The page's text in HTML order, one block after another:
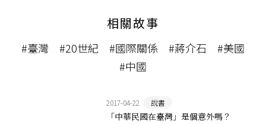
相關故事
#臺灣 #20世紀 #國際關係 #蔣介石
#美國
#中國
2017-04-22 說書
「中華民國在臺灣」是個意外嗎？